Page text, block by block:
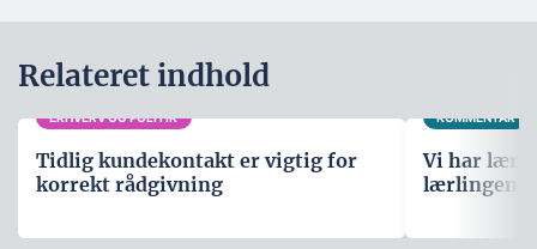
Relateret indhold
ERHVERV OG POLITIK
Tidlig kundekontakt er vigtig for
korrekt rådgivning
KOMMENTAR
Vi har
lærlingene